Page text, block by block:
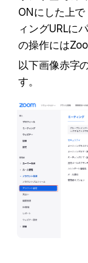
ONにした上
ィングURLに
の操作には
以下画像赤字
す。